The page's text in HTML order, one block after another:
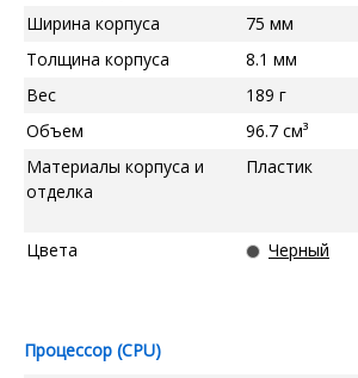
Ширина корпуса
75 мм
Толщина корпуса
8.1 мм
Вес
189 г
Объем
96.7 см³
Материалы корпуса и
отделка
Пластик
Цвета
Черный
Процессор (CPU)